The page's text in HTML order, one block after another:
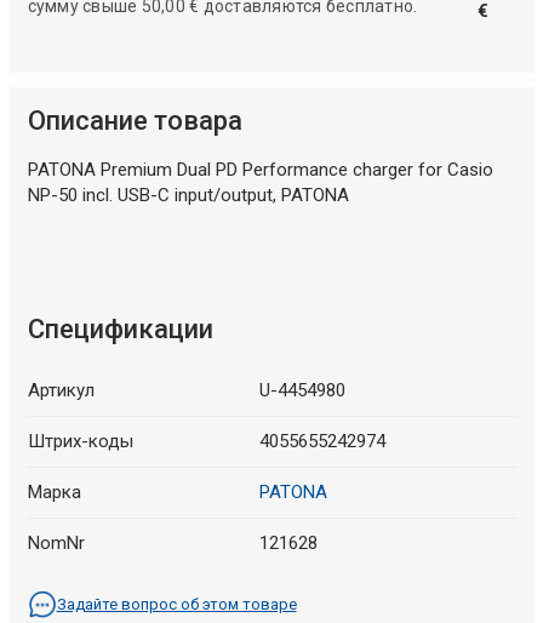
сумму свыше 50,00 € доставляются бесплатно.
€
Описание товара
PATONA Premium Dual PD Performance charger for Casio
NP-50 incl. USB-C input/output, PATONA
Спецификации
Артикул U-4454980
Штрих-коды 4055655242974
Марка PATONA
NomNr 121628
Задайте вопрос об этом товаре